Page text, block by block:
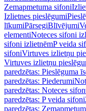
Zemapmetuma sifoni
Izlietnes pieslēgumi
līkumiPārsegiBlīvējumi
elementiNoteces sifoni
sifoni izlietnēmP veida
sifoniVirtuves izlietņu
Virtuves izlietņu
paredzētas: Pieslēguma
paredzētas: Piederumi
paredzētas: Noteces
paredzētas: P veida sifoni
paredzētas: